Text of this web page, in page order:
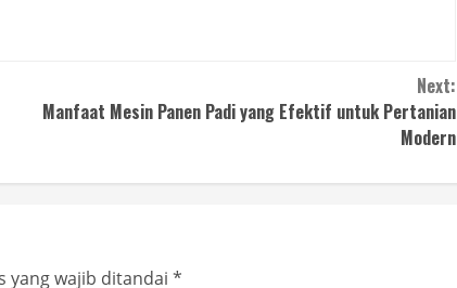
Next:
Manfaat Mesin Panen Padi yang Efektif untuk Pertanian
Modern
yang wajib ditandai *